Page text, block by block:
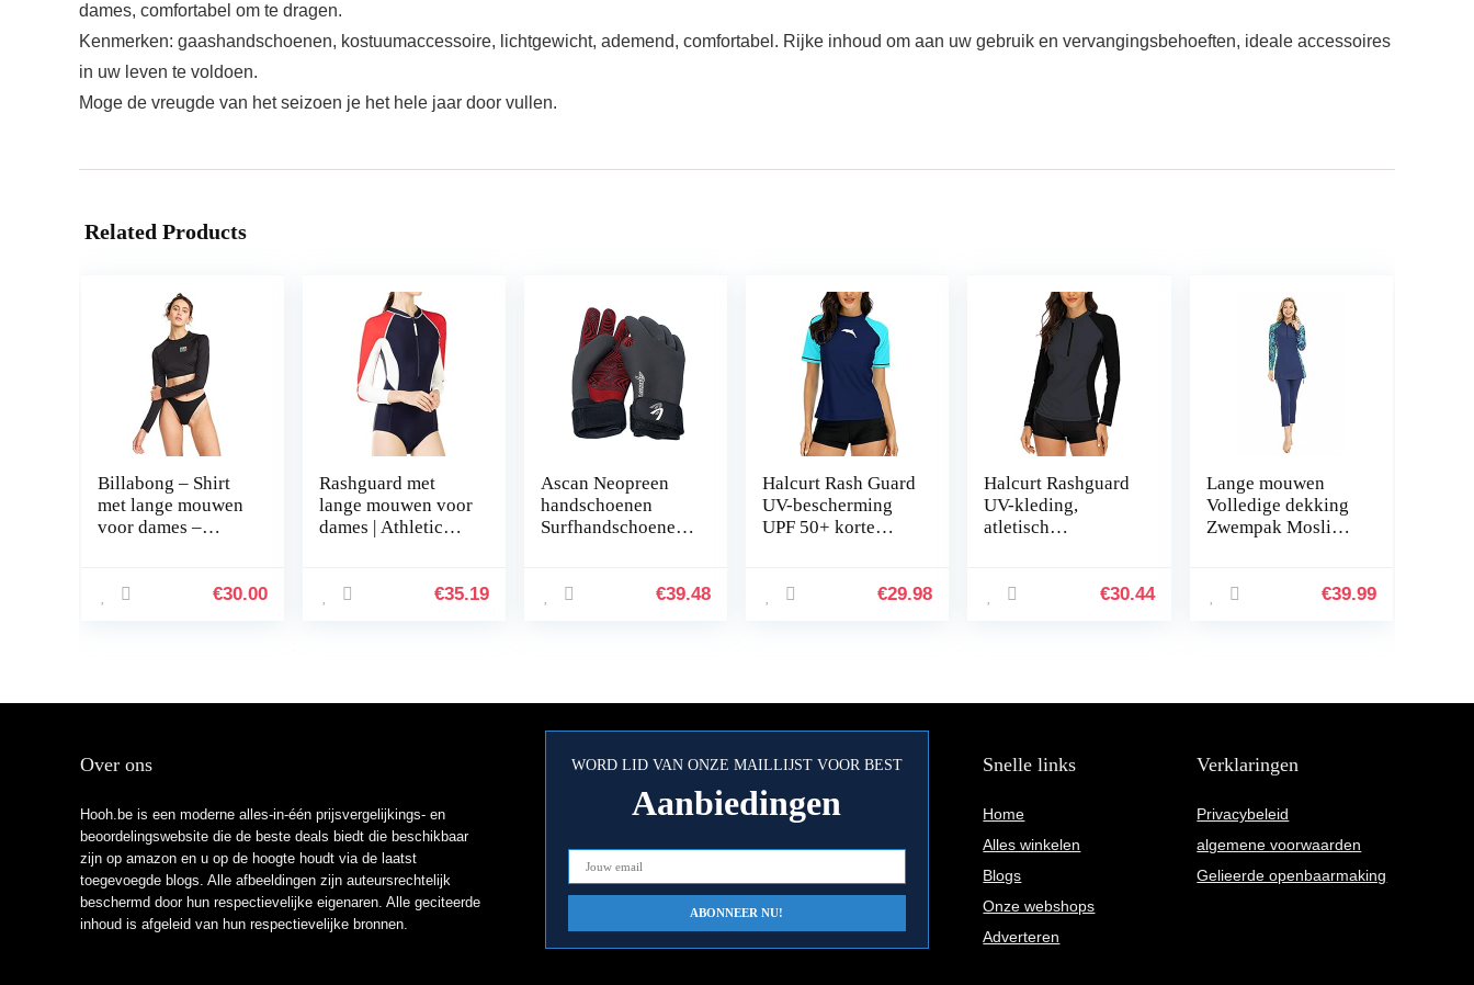
dames, comfortabel om te dragen.
Kenmerken: gaashandschoenen, kostuumaccessoire, lichtgewicht, ademend, comfortabel. Rijke inhoud om aan uw gebruik en vervangingsbehoeften, ideale accessoires
in uw leven te voldoen.
Moge de vreugde van het seizoen je het hele jaar door vullen.
Related Products
Billabong – Shirt
met lange mouwen
voor dames –
€30.00
Rashguard met
lange mouwen voor
dames | Athletic
rits,Afslankend€35.19
Ascan Neopreen
handschoenen
Surfhandschoenen
€39.48
Halcurt Rash Guard
UV-bescherming
UPF 50+ korte
€29.98
Halcurt Rashguard
UV-kleding,
atletisch
zwemshirt met
€30.44
Lange mouwen
Volledige dekking
Zwempak Moslim
Bescheiden badpak
€39.99
Over ons
Hooh.be is een moderne alles-in-één prijsvergelijkings- en
beoordelingswebsite die de beste deals biedt die beschikbaar
zijn op amazon en u op de hoogte houdt via de laatst
toegevoegde blogs. Alle afbeeldingen zijn auteursrechtelijk
beschermd door hun respectievelijke eigenaren. Alle geciteerde
inhoud is afgeleid van hun respectievelijke bronnen.
WORD LID VAN ONZE MAILLIJST VOOR BEST
Aanbiedingen
Snelle links
Home
Alles winkelen
Blogs
Onze webshops
Adverteren
Verklaringen
Privacybeleid
algemene voorwaarden
Gelieerde openbaarmaking